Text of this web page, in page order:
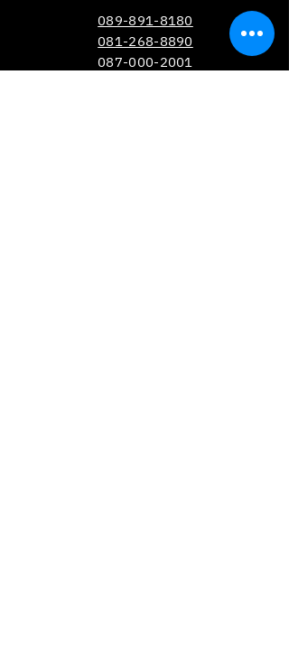
089-891-8180
081-268-8890
087-000-2001